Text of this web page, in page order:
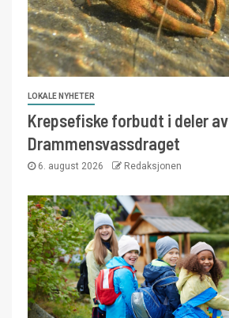
LOKALE NYHETER
Krepsefiske forbudt i deler av
Drammensvassdraget
6. august 2026 Redaksjonen